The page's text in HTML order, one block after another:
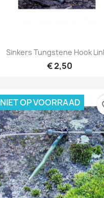
Snel bekijken
Sinkers Tungstene Hook
€ 2,50
NIET OP VOORRAAD